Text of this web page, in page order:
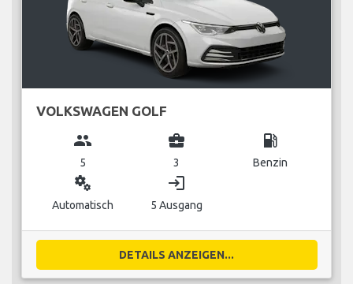
VOLKSWAGEN GOLF
group
5
business_center
3
local_gas_station
Benzin
miscellaneous_services
Automatisch
login
5 Ausgang
DETAILS ANZEIGEN...